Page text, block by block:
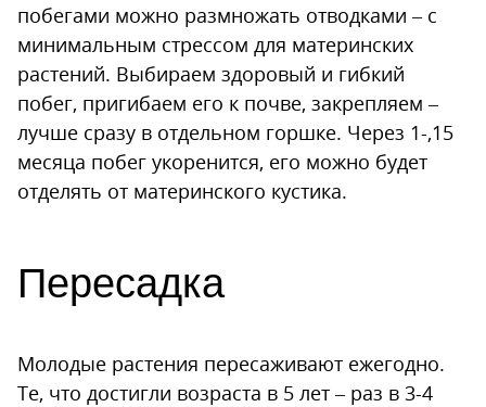
побегами можно размножать отводками – с
минимальным стрессом для материнских
растений. Выбираем здоровый и гибкий
побег, пригибаем его к почве, закрепляем –
лучше сразу в отдельном горшке. Через 1-,15
месяца побег укоренится, его можно будет
отделять от материнского кустика.
Пересадка
Молодые растения пересаживают ежегодно.
Те, что достигли возраста в 5 лет – раз в 3-4